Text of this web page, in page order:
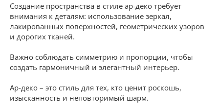
Создание пространства в стиле ар-деко требует
внимания к деталям: использование зеркал,
лакированных поверхностей, геометрических узоров
и дорогих тканей.
Важно соблюдать симметрию и пропорции, чтобы
создать гармоничный и элегантный интерьер.
Ар-деко – это стиль для тех, кто ценит роскошь,
изысканность и неповторимый шарм.